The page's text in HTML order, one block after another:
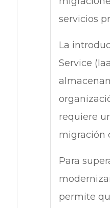
servicios
La
Service
requiere
migración
Para
permite